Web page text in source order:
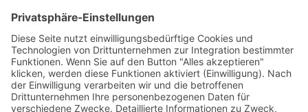
Aktuelle Nachrichten aus dem MKK-Kreis.
Kontaktiere uns:team@mkk-echo.de